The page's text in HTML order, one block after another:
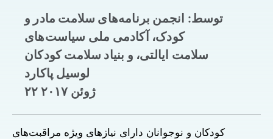
توسط: انجمن برنامه‌های سلامت مادر و
کودک، آکادمی ملی سیاست‌های
سلامت ایالتی، و بنیاد سلامت کودکان
لوسیل پاکارد
۲۲ ژوئن ۲۰۱۷
کودکان و نوجوانان دارای نیازهای ویژه مراقبت‌های